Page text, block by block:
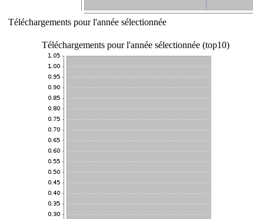
Téléchargements pour l'année sélectionnée
Téléchargements pour l'année sélectionnée (top10)